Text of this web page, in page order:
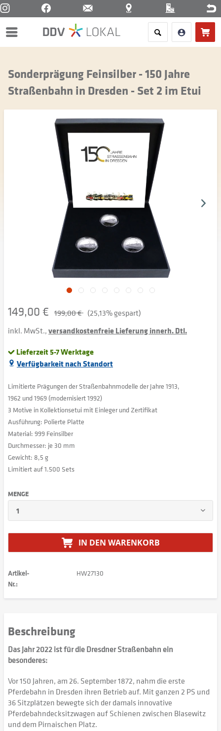
Menü
Sonderprägung Feinsilber - 150 Jahre
Straßenbahn in Dresden - Set 2 im Etui
149,00 € 199,00 € (25,13% gespart)
inkl. MwSt.,versandkostenfreie Lieferung innerh. Dtl.
Lieferzeit 5-7 Werktage
Verfügbarkeit nach Standort
Limitierte Prägungen der Straßenbahnmodelle der Jahre 1913,
1962 und 1969 (modernisiert 1992)
3 Motive in Kollektionsetui mit Einleger und Zertifikat
Ausführung: Polierte Platte
Material: 999 Feinsilber
Durchmesser: je 30 mm
Gewicht: 8,5 g
Limitiert auf 1.500 Sets
MENGE
IN DEN WARENKORB
Artikel-
Nr.:
HW27130
Beschreibung
Das Jahr 2022 ist für die Dresdner Straßenbahn ein
besonderes:
Vor 150 Jahren, am 26. September 1872, nahm die erste
Pferdebahn in Dresden ihren Betrieb auf. Mit ganzen 2 PS und
36 Sitzplätzen bewegte sich der damals innovative
Pferdebahndecksitzwagen auf Schienen zwischen Blasewitz
und dem Pirnaischen Platz.